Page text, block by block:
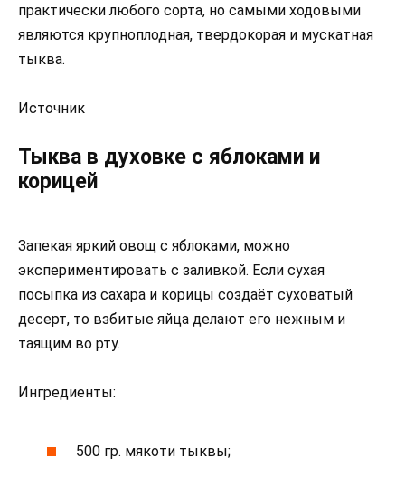
практически любого сорта, но самыми ходовыми
являются крупноплодная, твердокорая и мускатная
тыква.
Источник
Тыква в духовке с яблоками и
корицей
Запекая яркий овощ с яблоками, можно
экспериментировать с заливкой. Если сухая
посыпка из сахара и корицы создаёт суховатый
десерт, то взбитые яйца делают его нежным и
таящим во рту.
Ингредиенты:
500 гр. мякоти тыквы;